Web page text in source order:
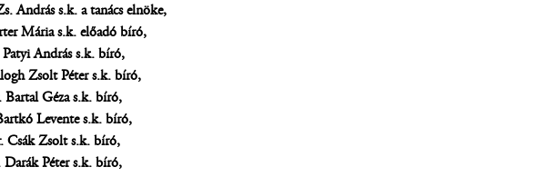
András s.k. a tanács elnöke,
Mária s.k. előadó bíró,
András s.k. bíró,
Zsolt Péter s.k. bíró,
Bartal Géza s.k. bíró,
Levente s.k. bíró,
Csák Zsolt s.k. bíró,
Péter s.k. bíró,